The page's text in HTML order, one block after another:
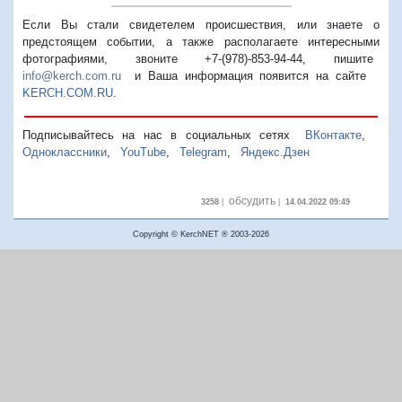
Если Вы стали свидетелем происшествия, или знаете о
предстоящем событии, а также располагаете интересными
фотографиями, звоните +7-(978)-853-94-44, пишите
info@kerch.com.ru и Ваша информация появится на сайте
KERCH.COM.RU
Подписывайтесь на нас в социальных сетях ВКонтакте,
Одноклассники
YouTube Telegram Яндекс.Дзен
3258| обсудить| 14.04.2022 09:49
Copyright © KerchNET ® 2003-2026